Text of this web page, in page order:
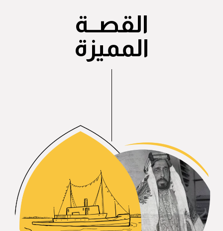
القصــة
المميزة